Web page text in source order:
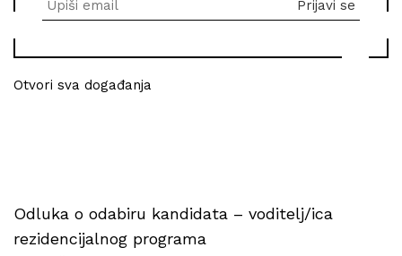
Otvori sva događanja
Odluka o odabiru kandidata – voditelj/ica
rezidencijalnog programa